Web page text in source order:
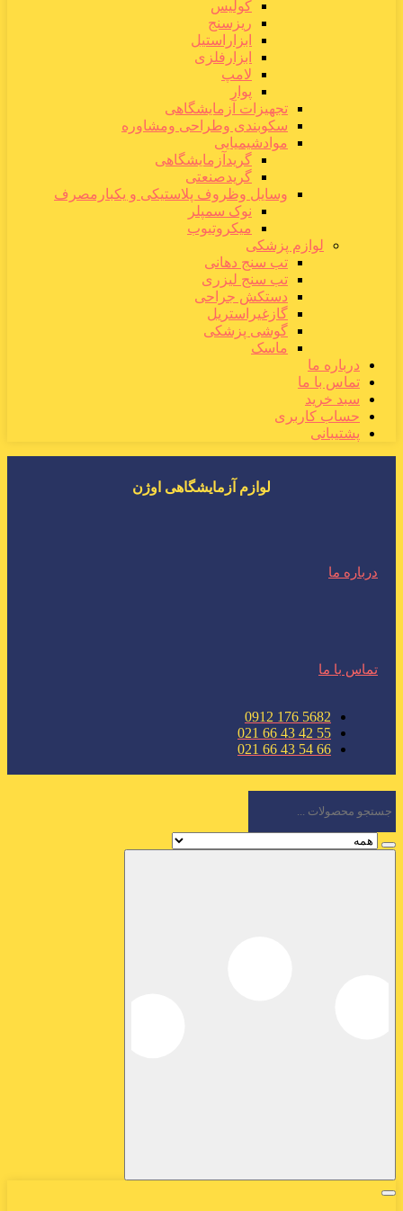
کولیس
ریزسنج
ابزاراستیل
ابزارفلزی
لامپ
پوار
تجهیزات آزمایشگاهی
سکوبندی وطراحی ومشاوره
موادشیمیایی
گریدآزمایشگاهی
گریدصنعتی
وسایل وظروف پلاستیکی و یکبارمصرف
نوک سمپلر
میکروتیوب
لوازم پزشکی
تب سنج دهانی
تب سنج لیزری
دستکش جراحی
گازغیراستریل
گوشی پزشکی
ماسک
درباره ما
تماس با ما
سبد خرید
حساب کاربری
پشتیبانی
لوازم آزمایشگاهی اوژن
درباره ما
تماس با ما
5682 176 0912
55 42 43 66 021
66 54 43 66 021